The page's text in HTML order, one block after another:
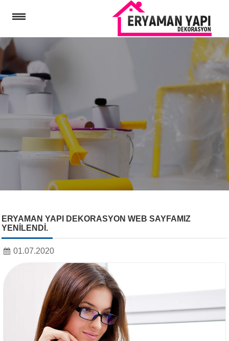
MENU
HAKKIMIZDA
HIZMETLERIMIZ
GALERI
BÖLGELERİMİZ
KURUMSAL
LINKLER
İNSAN
KAYNAKLARI
ERYAMAN YAPI DEKORASYON WEB SAYFAMIZ
YENILENDI.
01.07.2020